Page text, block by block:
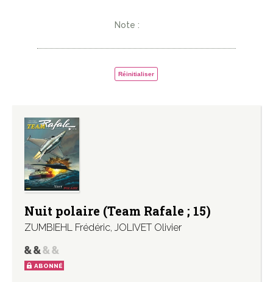
Note :
Réinitialiser
Nuit polaire (Team Rafale ; 15)
ZUMBIEHL Frédéric, JOLIVET Olivier
ABONNÉ